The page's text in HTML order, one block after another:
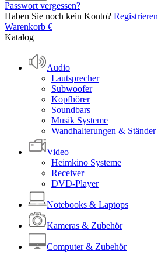
Passwort vergessen?
Haben Sie noch kein Konto? Registrieren
Warenkorb €
Katalog
Audio
Lautsprecher
Subwoofer
Kopfhörer
Soundbars
Musik Systeme
Wandhalterungen & Ständer
Video
Heimkino Systeme
Receiver
DVD-Player
Notebooks & Laptops
Kameras & Zubehör
Computer & Zubehör